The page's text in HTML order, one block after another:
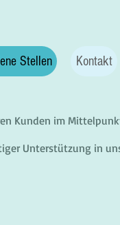
Stellen Kontakt
Kunden im
Unterstützung in